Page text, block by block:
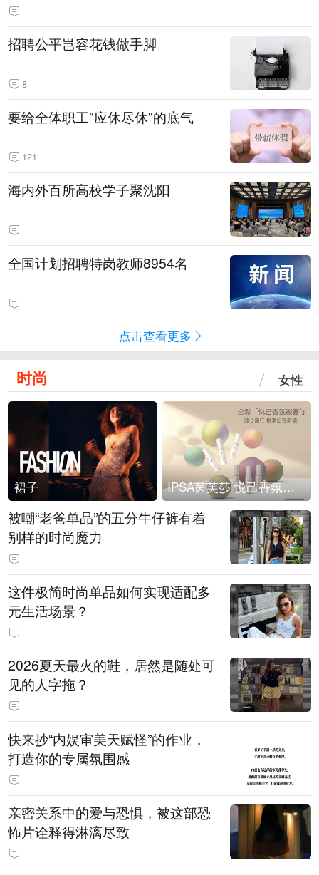
招聘公平岂容花钱做手脚
8
要给全体职工"应休尽休"的底气
121
海内外百所高校学子聚沈阳
全国计划招聘特岗教师8954名
点击查看更多
时尚 女性
裙子 IPSA茵芙莎 悦己香氛凝露上市
被嘲“老爸单品”的五分牛仔裤有着
别样的时尚魔力
这件极简时尚单品如何实现适配多
元生活场景？
2026夏天最火的鞋，居然是随处可
见的人字拖？
快来抄“内娱审美天赋怪”的作业，
打造你的专属氛围感
亲密关系中的爱与恐惧，被这部恐
怖片诠释得淋漓尽致